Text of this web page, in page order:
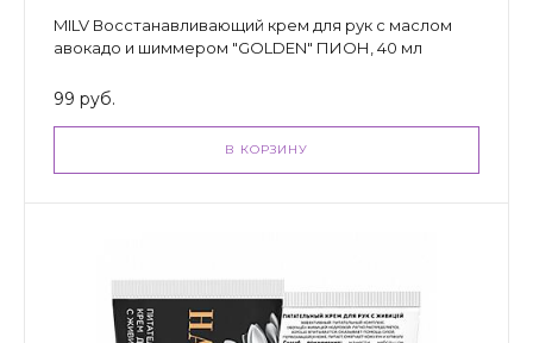
MILV Восстанавливающий крем для рук с маслом
авокадо и шиммером "GOLDEN" ПИОН, 40 мл
99 руб.
В КОРЗИНУ